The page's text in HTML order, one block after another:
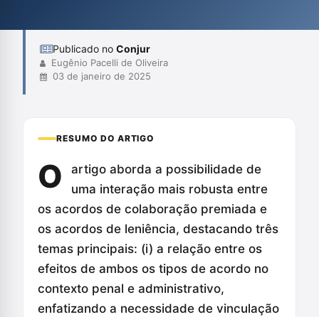
Publicado no Conjur
Eugênio Pacelli de Oliveira
03 de janeiro de 2025
RESUMO DO ARTIGO
O
artigo aborda a possibilidade de
uma interação mais robusta entre
os acordos de colaboração premiada e
os acordos de leniência, destacando três
temas principais: (i) a relação entre os
efeitos de ambos os tipos de acordo no
contexto penal e administrativo,
enfatizando a necessidade de vinculação